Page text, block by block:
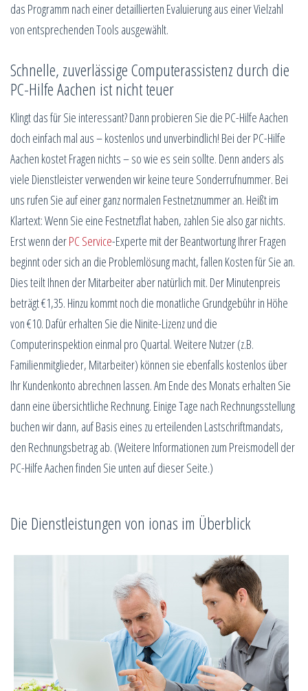
das Programm nach einer detaillierten Evaluierung aus einer Vielzahl
von entsprechenden Tools ausgewählt.
Schnelle, zuverlässige Computerassistenz durch die
PC-Hilfe Aachen ist nicht teuer
Klingt das für Sie interessant? Dann probieren Sie die PC-Hilfe Aachen
doch einfach mal aus – kostenlos und unverbindlich! Bei der PC-Hilfe
Aachen kostet Fragen nichts – so wie es sein sollte. Denn anders als
viele Dienstleister verwenden wir keine teure Sonderrufnummer. Bei
uns rufen Sie auf einer ganz normalen Festnetznummer an. Heißt im
Klartext: Wenn Sie eine Festnetzflat haben, zahlen Sie also gar nichts.
Erst wenn derPC Service-Experte mit der Beantwortung Ihrer Fragen
beginnt oder sich an die Problemlösung macht, fallen Kosten für Sie an.
Dies teilt Ihnen der Mitarbeiter aber natürlich mit. Der Minutenpreis
beträgt €1,35. Hinzu kommt noch die monatliche Grundgebühr in Höhe
von €10. Dafür erhalten Sie die Ninite-Lizenz und die
Computerinspektion einmal pro Quartal. Weitere Nutzer (z.B.
Familienmitglieder, Mitarbeiter) können sie ebenfalls kostenlos über
Ihr Kundenkonto abrechnen lassen. Am Ende des Monats erhalten Sie
dann eine übersichtliche Rechnung. Einige Tage nach Rechnungsstellung
buchen wir dann, auf Basis eines zu erteilenden Lastschriftmandats,
den Rechnungsbetrag ab. (Weitere Informationen zum Preismodell der
PC-Hilfe Aachen finden Sie unten auf dieser Seite.)
Die Dienstleistungen von ionas im Überblick